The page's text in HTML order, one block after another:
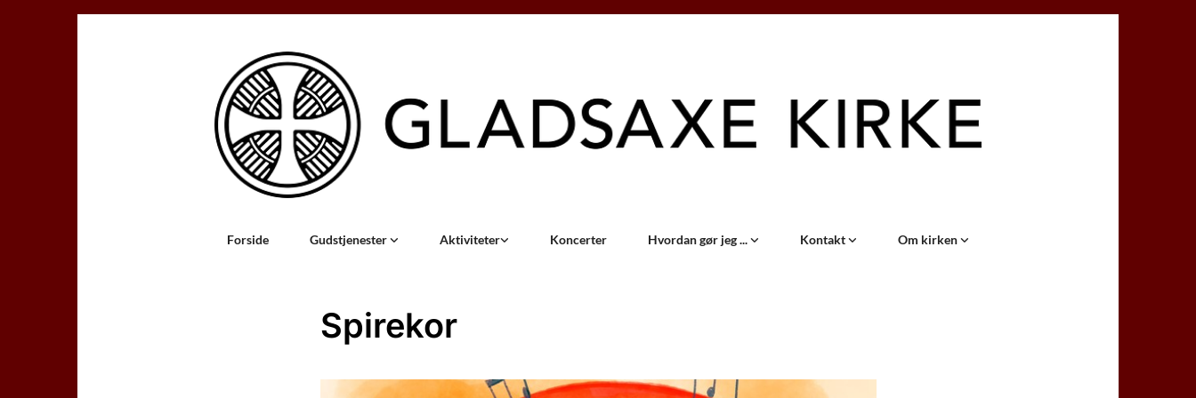
Forside Gudstjenester Aktiviteter Koncerter Hvordan gør jeg ... Kontakt Om kirken
Spirekor